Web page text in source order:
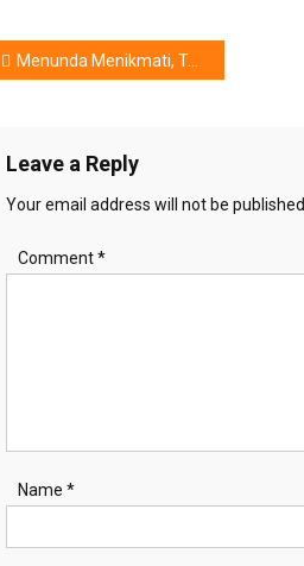
Post
Menunda Menikmati, Teater Musikal ‘Inggit Garnasih’,
Leave a Reply
Your email address will not be published.
Comment*
Name *